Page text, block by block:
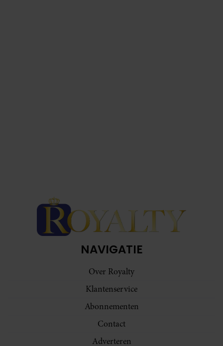
NAVIGATIE
Over Royalty
Klantenservice
Abonnementen
Contact
Adverteren